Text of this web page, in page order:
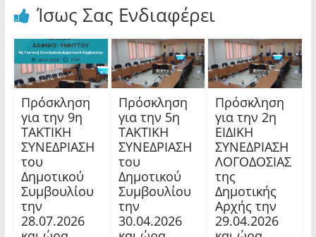
Ίσως Σας Ενδιαφέρει
Πρόσκληση
για την 9η
ΤΑΚΤΙΚΗ
ΣΥΝΕΔΡΙΑΣΗ
του
Δημοτικού
Συμβουλίου
την
28.07.2026
Πρόσκληση
για την 5η
ΤΑΚΤΙΚΗ
ΣΥΝΕΔΡΙΑΣΗ
του
Δημοτικού
Συμβουλίου
την
30.04.2026
Πρόσκληση
για την 2η
ΕΙΔΙΚΗ
ΣΥΝΕΔΡΙΑΣΗ
ΛΟΓΟΔΟΣΙΑΣ
της
Δημοτικής
Αρχής την
29.04.2026